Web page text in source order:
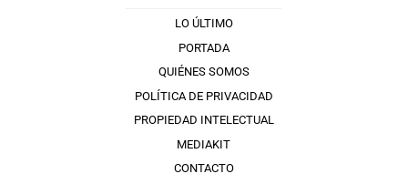
LO ÚLTIMO
PORTADA
QUIÉNES SOMOS
POLÍTICA DE PRIVACIDAD
PROPIEDAD INTELECTUAL
MEDIAKIT
CONTACTO